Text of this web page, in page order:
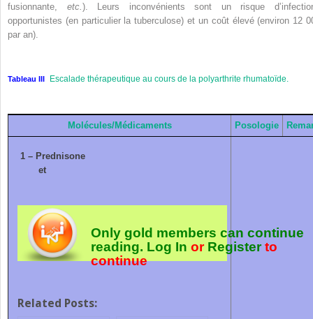
fusionnante, etc. ). Leurs inconvénients sont un risque
opportunistes (en particulier la tuberculose) et un coût élevé (environ 12
par an).
Tableau III Escalade thérapeutique au cours de la polyarthrite rhumatoïde.
Molécules/Médicaments Posologie
1 – Prednisone
et
Only gold members can continue
reading. Log In orRegisterto
continue
Related Posts: